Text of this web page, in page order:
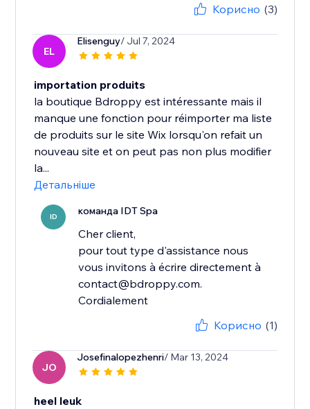
Корисно (3)
EL
Elisenguy/ Jul 7, 2024
importation produits
la boutique Bdroppy est intéressante mais il
manque une fonction pour réimporter ma liste
de produits sur le site Wix lorsqu'on refait un
nouveau site et on peut pas non plus modifier
la...
Детальніше
ID команда IDT Spa
Cher client,
pour tout type d'assistance nous
vous invitons à écrire directement à
contact@bdroppy.com.
Cordialement
Корисно (1)
JO
Josefinalopezhenri/ Mar 13, 2024
heel leuk